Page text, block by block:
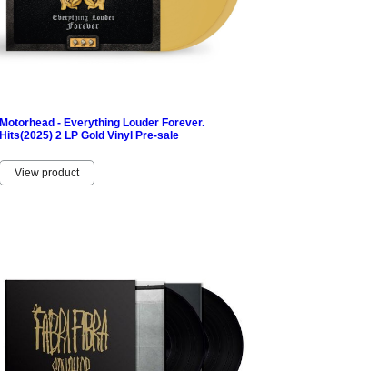
Motorhead - Everything Louder Forever.
Hits(2025) 2 LP Gold Vinyl Pre-sale
View product